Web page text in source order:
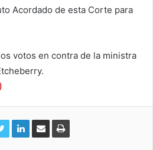
Acordado de esta Corte para
votos en contra de la ministra